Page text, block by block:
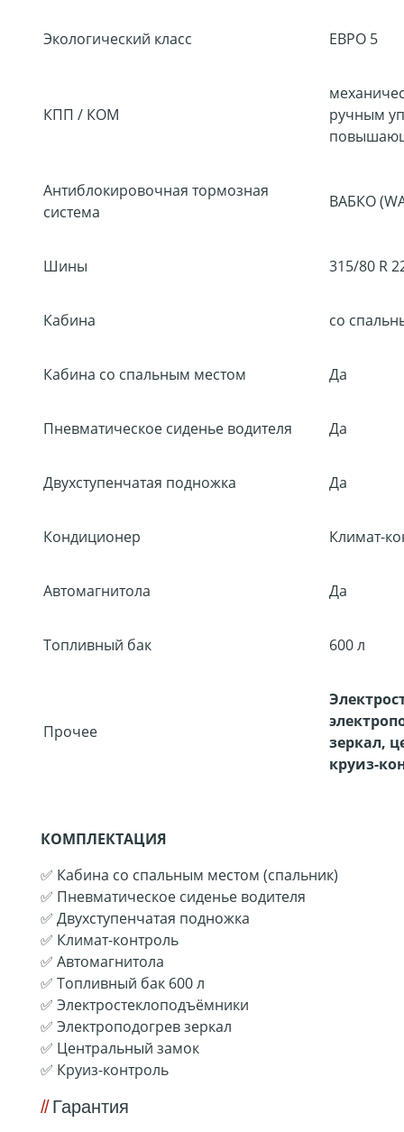
Экологический класс ЕВРО 5
КПП / КОМ
ручным
Антиблокировочная тормозная
система
ВАБКО
Шины 315/80 R
Кабина со
Кабина со спальным местом Да
Пневматическое сиденье водителя Да
Двухступенчатая подножка Да
Кондиционер Климат-
Автомагнитола Да
Топливный бак 600 л
Прочее
зеркал,
круиз-
КОМПЛЕКТАЦИЯ
✅ Кабина со спальным местом (спальник)
✅ Пневматическое сиденье водителя
✅ Двухступенчатая подножка
✅ Климат-контроль
✅ Автомагнитола
✅ Топливный бак 600 л
✅ Электростеклоподъёмники
✅ Электроподогрев зеркал
✅ Центральный замок
✅ Круиз-контроль
Гарантия